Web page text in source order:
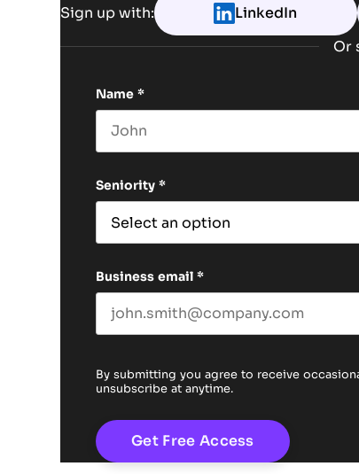
Sign up with: LinkedIn
Or
Name *
Seniority *
Business email *
By submitting you agree to receive
unsubscribe at anytime.